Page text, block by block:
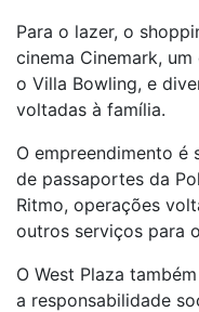
Para o lazer, o
cinema Cinemark,
o Villa Bowling, e
voltadas à família.
O empreendimento é
de passaportes da
Ritmo, operações
outros serviços para
O West Plaza
a responsabilidade